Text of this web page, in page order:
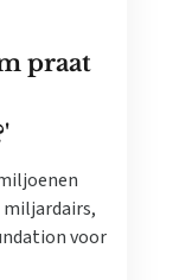
praat
miljardairs,
voor